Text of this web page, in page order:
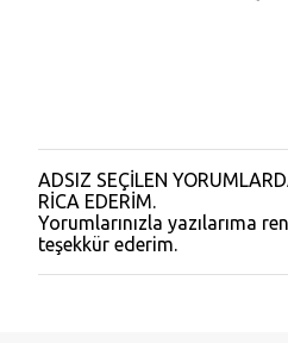
Y
o
r
u
m
ADSIZ SEÇİLEN
RİCA EDERİM.
Yorumlarınızla yazılarıma
teşekkür ederim.